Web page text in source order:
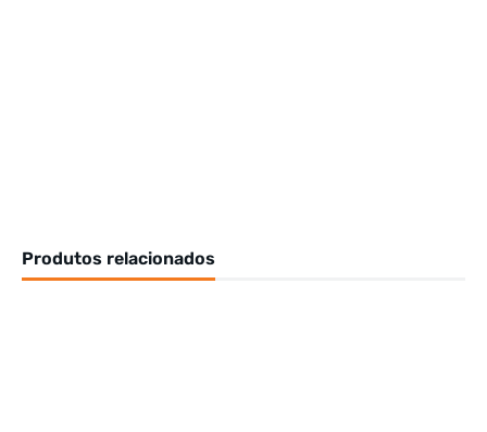
Produtos relacionados